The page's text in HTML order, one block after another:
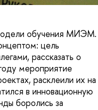
обучения МИЭМ.
цель
рассказать о
мероприятие
расклеили их на
в инновационную
боролись за